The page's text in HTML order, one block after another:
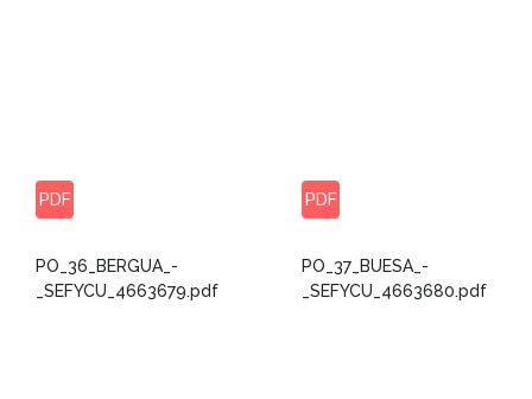
PDF
PO_36_BERGUA_-
_SEFYCU_4663679.pdf
PDF
PO_37_BUESA_-
_SEFYCU_4663680.pdf